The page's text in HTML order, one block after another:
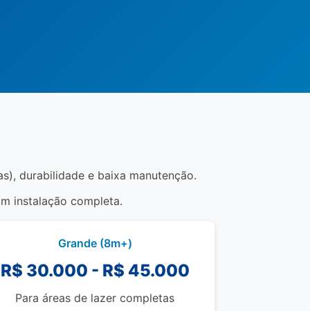
durabilidade e baixa manutenção.
instalação completa.
Grande (8m+)
R$ 30.000 - R$ 45.000
Para áreas de lazer completas